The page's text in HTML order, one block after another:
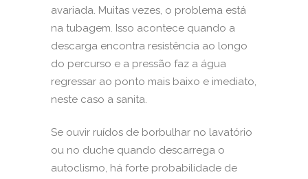
avariada. Muitas vezes, o problema está
na tubagem. Isso acontece quando a
descarga encontra resistência ao longo
do percurso e a pressão faz a água
regressar ao ponto mais baixo e imediato,
neste caso a sanita.
Se ouvir ruídos de borbulhar no lavatório
ou no duche quando descarrega o
autoclismo, há forte probabilidade de